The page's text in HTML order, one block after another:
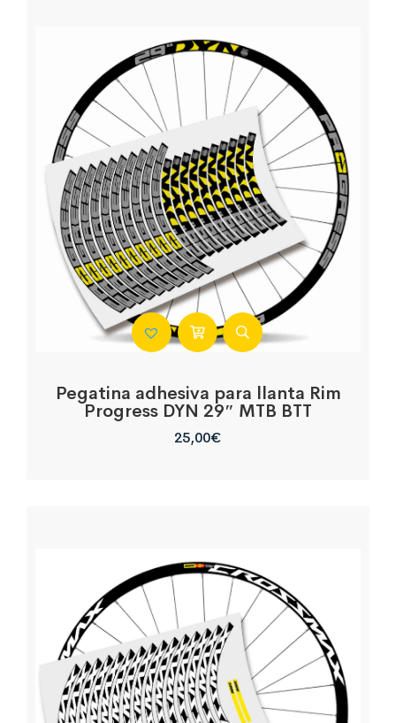
Pegatina adhesiva para llanta Rim
Progress DYN 29″ MTB BTT
25,00€